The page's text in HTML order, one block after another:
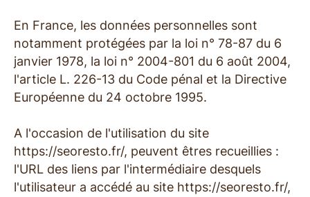
En France, les données personnelles sont
notamment protégées par la loi n° 78-87 du 6
janvier 1978, la loi n° 2004-801 du 6 août 2004,
l'article L. 226-13 du Code pénal et la Directive
Européenne du 24 octobre 1995.
A l'occasion de l'utilisation du site
https://seoresto.fr/, peuvent êtres recueillies :
l'URL des liens par l'intermédiaire desquels
l'utilisateur a accédé au site https://seoresto.fr/,